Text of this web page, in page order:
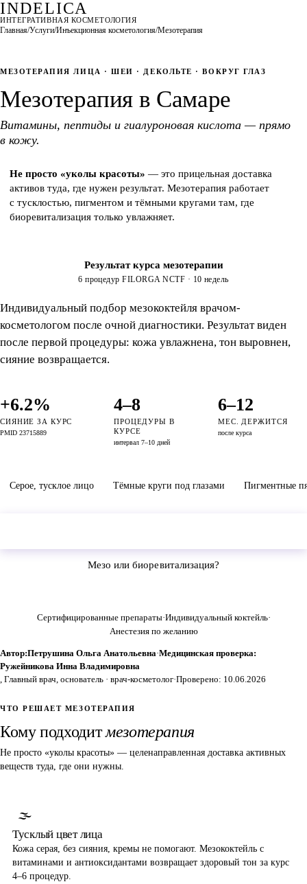
INDELICA
ИНТЕГРАТИВНАЯ КОСМЕТОЛОГИЯ
Главная/Услуги/Инъекционная косметология/Мезотерапия
Тест Коктейли Цена Врачи
МЕЗОТЕРАПИЯ ЛИЦА · ШЕИ · ДЕКОЛЬТЕ · ВОКРУГ ГЛАЗ
Мезотерапия в Самаре
Витамины, пептиды и гиалуроновая кислота — прямо
в кожу.
Не просто «уколы красоты» — это прицельная доставка
активов туда, где нужен результат. Мезотерапия работает
с тусклостью, пигментом и тёмными кругами там, где
биоревитализация только увлажняет.
Результат курса мезотерапии
6 процедур FILORGA NCTF · 10 недель
Индивидуальный подбор мезококтейля врачом-
косметологом после очной диагностики. Результат виден
после первой процедуры: кожа увлажнена, тон выровнен,
сияние возвращается.
+6.2%
СИЯНИЕ ЗА КУРС
PMID 23715889
4–8
ПРОЦЕДУРЫ В
КУРСЕ
интервал 7–10 дней
6–12
МЕС. ДЕРЖИТСЯ
после курса
Серое, тусклое лицо Тёмные круги под глазами Пигментные
Мезо или биоревитализация?
Сертифицированные препараты·Индивидуальный коктейль·
Анестезия по желанию
Автор:Петрушина Ольга Анатольевна·Медицинская проверка:
Ружейникова Инна Владимировна
, Главный врач, основатель · врач-косметолог·Проверено: 10.06.2026
ЧТО РЕШАЕТ МЕЗОТЕРАПИЯ
Кому подходитмезотерапия
Не просто «уколы красоты» — целенаправленная доставка активных
веществ туда, где они нужны.
🌫
Тусклый цвет лица
Кожа серая, без сияния, кремы не помогают. Мезококтейль с
витаминами и антиоксидантами возвращает здоровый тон за курс
4–6 процедур.